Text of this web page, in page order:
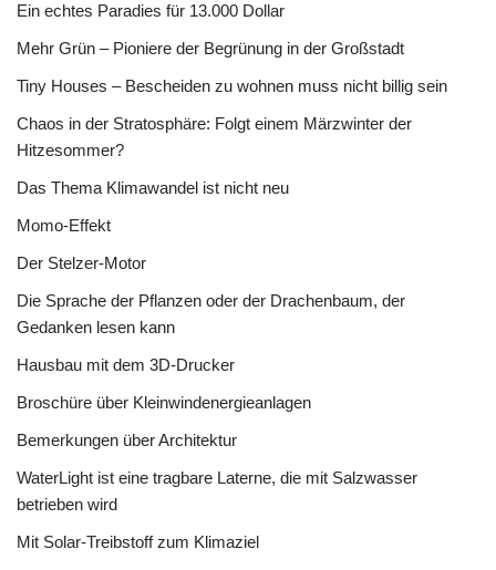
Ein echtes Paradies für 13.000 Dollar
Mehr Grün – Pioniere der Begrünung in der Großstadt
Tiny Houses – Bescheiden zu wohnen muss nicht billig sein
Chaos in der Stratosphäre: Folgt einem Märzwinter der
Hitzesommer?
Das Thema Klimawandel ist nicht neu
Momo-Effekt
Der Stelzer-Motor
Die Sprache der Pflanzen oder der Drachenbaum, der
Gedanken lesen kann
Hausbau mit dem 3D-Drucker
Broschüre über Kleinwindenergieanlagen
Bemerkungen über Architektur
WaterLight ist eine tragbare Laterne, die mit Salzwasser
betrieben wird
Mit Solar-Treibstoff zum Klimaziel